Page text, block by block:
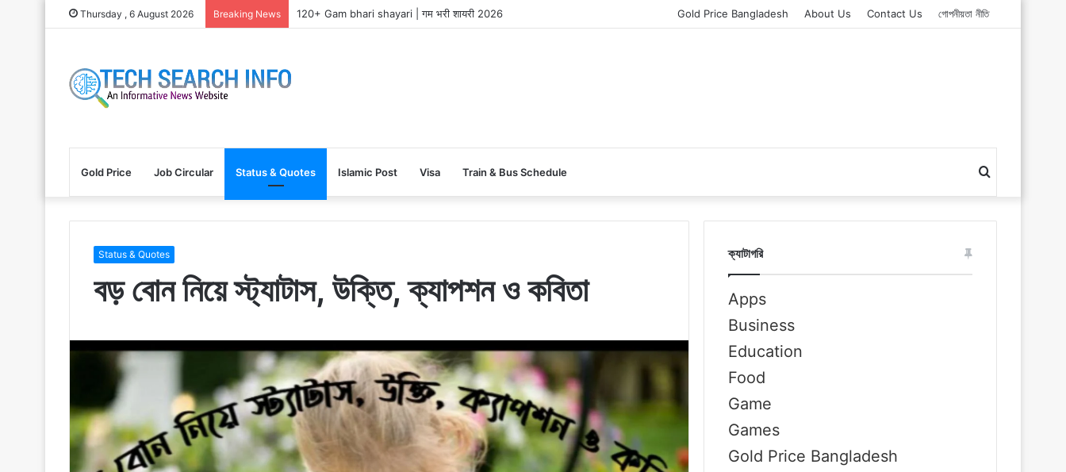
Thursday , 6 August 2026 Breaking News 120+ Gam bhari shayari | गम भरी शायरी 2026 Gold Price Bangladesh About Us Contact Us গোপনীয়তা নীতি
Gold Price Job Circular Status & Quotes Islamic Post Visa Train & Bus Schedule Search
for
Status & Quotes
বড় বোন নিয়ে স্ট্যাটাস, উক্তি, ক্যাপশন ও কবিতা
ক্যাটাগরি
Apps
Business
Education
Food
Game
Games
Gold Price Bangladesh